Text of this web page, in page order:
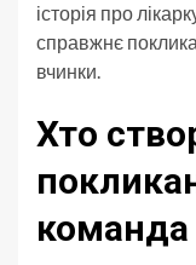
історія про
справжнє
вчинки.
Хто
команда